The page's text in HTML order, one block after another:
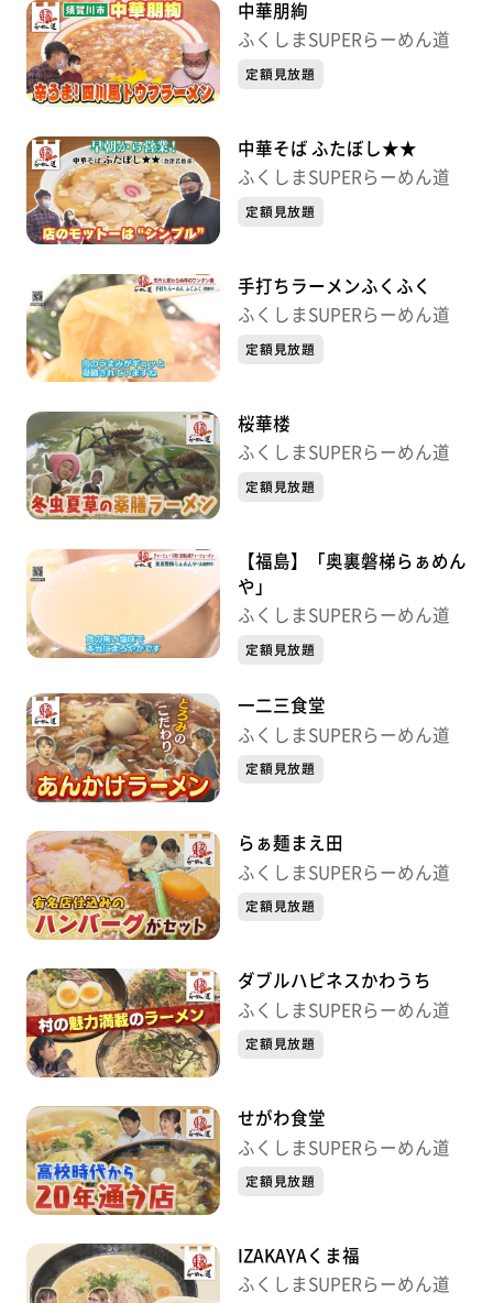
中華朋絢
ふくしまSUPERらーめん道
定額見放題
中華そば ふたぼし★★
ふくしまSUPERらーめん道
定額見放題
手打ちラーメンふくふく
ふくしまSUPERらーめん道
定額見放題
桜華楼
ふくしまSUPERらーめん道
定額見放題
【福島】「奥裏磐梯らぁめん
や」
ふくしまSUPERらーめん道
定額見放題
一二三食堂
ふくしまSUPERらーめん道
定額見放題
らぁ麺まえ田
ふくしまSUPERらーめん道
定額見放題
ダブルハピネスかわうち
ふくしまSUPERらーめん道
定額見放題
せがわ食堂
ふくしまSUPERらーめん道
定額見放題
IZAKAYAくま福
ふくしまSUPERらーめん道